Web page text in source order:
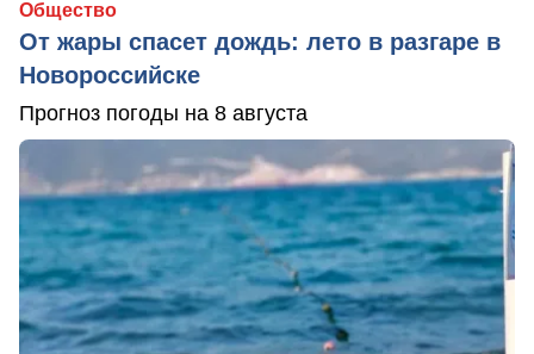
Общество
От жары спасет дождь: лето в разгаре в
Новороссийске
Прогноз погоды на 8 августа